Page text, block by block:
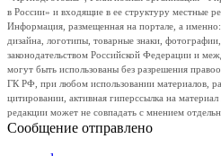
в России» и входящие в ее структуру местные
Информация, размещенная на портале, а
дизайна, логотипы, товарные знаки,
законодательством Российской Федерации и
могут быть использованы без разрешения
ГК РФ, при любом использовании материалов,
цитировании, активная гиперссылка на
редакции может не совпадать с мнением
Сообщение отправлено